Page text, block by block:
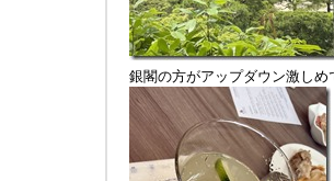
銀閣の方がアップダウン激しめ